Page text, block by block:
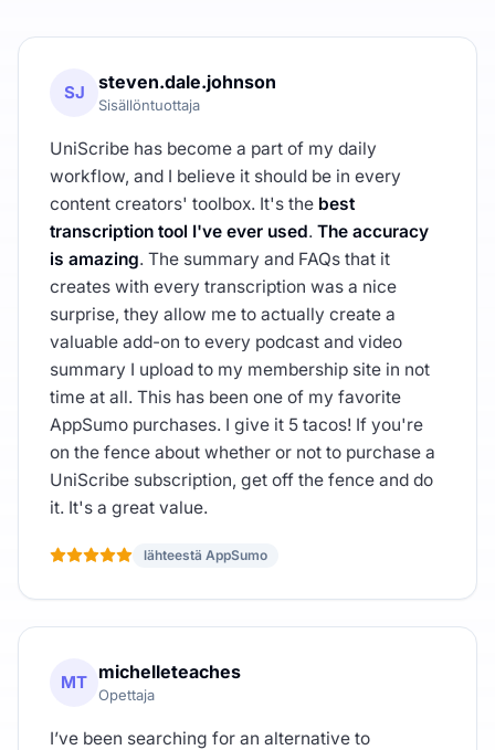
SJ steven.dale.johnson
Sisällöntuottaja
UniScribe has become a part of my daily
workflow, and I believe it should be in every
content creators' toolbox. It's the best
transcription tool I've ever used. The accuracy
is amazing. The summary and FAQs that it
creates with every transcription was a nice
surprise, they allow me to actually create a
valuable add-on to every podcast and video
summary I upload to my membership site in not
time at all. This has been one of my favorite
AppSumo purchases. I give it 5 tacos! If you're
on the fence about whether or not to purchase a
UniScribe subscription, get off the fence and do
it. It's a great value.
lähteestä AppSumo
MT michelleteaches
Opettaja
I’ve been searching for an alternative to